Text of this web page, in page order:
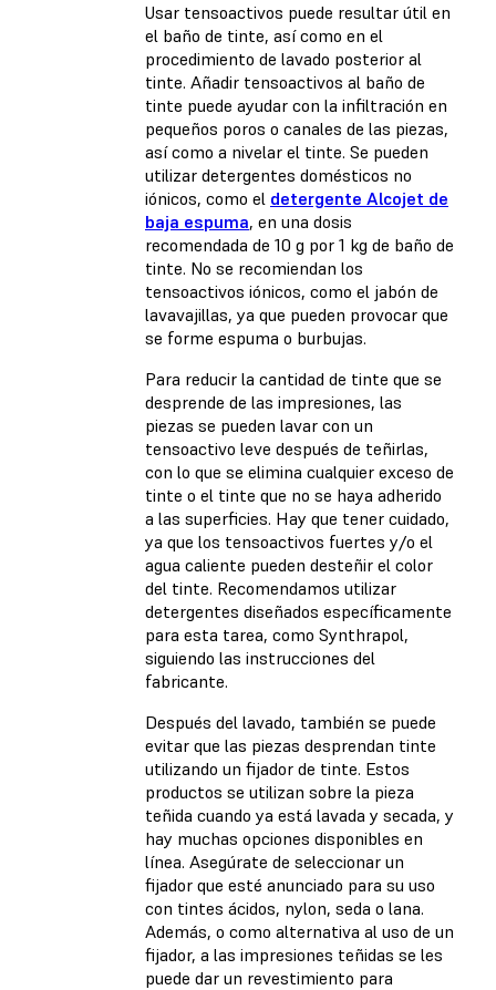
Usar tensoactivos puede resultar útil en
el baño de tinte, así como en el
procedimiento de lavado posterior al
tinte. Añadir tensoactivos al baño de
tinte puede ayudar con la infiltración en
pequeños poros o canales de las piezas,
así como a nivelar el tinte. Se pueden
utilizar detergentes domésticos no
iónicos, como el detergente Alcojet de
baja espuma, en una dosis
recomendada de 10 g por 1 kg de baño de
tinte. No se recomiendan los
tensoactivos iónicos, como el jabón de
lavavajillas, ya que pueden provocar que
se forme espuma o burbujas.
Para reducir la cantidad de tinte que se
desprende de las impresiones, las
piezas se pueden lavar con un
tensoactivo leve después de teñirlas,
con lo que se elimina cualquier exceso de
tinte o el tinte que no se haya adherido
a las superficies. Hay que tener cuidado,
ya que los tensoactivos fuertes y/o el
agua caliente pueden desteñir el color
del tinte. Recomendamos utilizar
detergentes diseñados específicamente
para esta tarea, como Synthrapol,
siguiendo las instrucciones del
fabricante.
Después del lavado, también se puede
evitar que las piezas desprendan tinte
utilizando un fijador de tinte. Estos
productos se utilizan sobre la pieza
teñida cuando ya está lavada y secada, y
hay muchas opciones disponibles en
línea. Asegúrate de seleccionar un
fijador que esté anunciado para su uso
con tintes ácidos, nylon, seda o lana.
Además, o como alternativa al uso de un
fijador, a las impresiones teñidas se les
puede dar un revestimiento para